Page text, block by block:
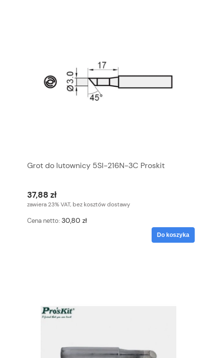
Grot do lutownicy 5SI-216N-3C Proskit
37,88 zł
zawiera 23% VAT, bez kosztów dostawy
Cena netto: 30,80 zł
Do koszyka